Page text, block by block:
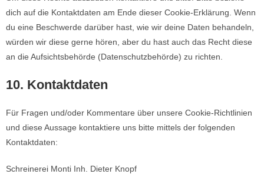
dich auf die Kontaktdaten am Ende dieser Cookie-Erklärung. Wenn
du eine Beschwerde darüber hast, wie wir deine Daten behandeln,
würden wir diese gerne hören, aber du hast auch das Recht diese
an die Aufsichtsbehörde (Datenschutzbehörde) zu richten.
10. Kontaktdaten
Für Fragen und/oder Kommentare über unsere Cookie-Richtlinien
und diese Aussage kontaktiere uns bitte mittels der folgenden
Kontaktdaten:
Schreinerei Monti Inh. Dieter Knopf